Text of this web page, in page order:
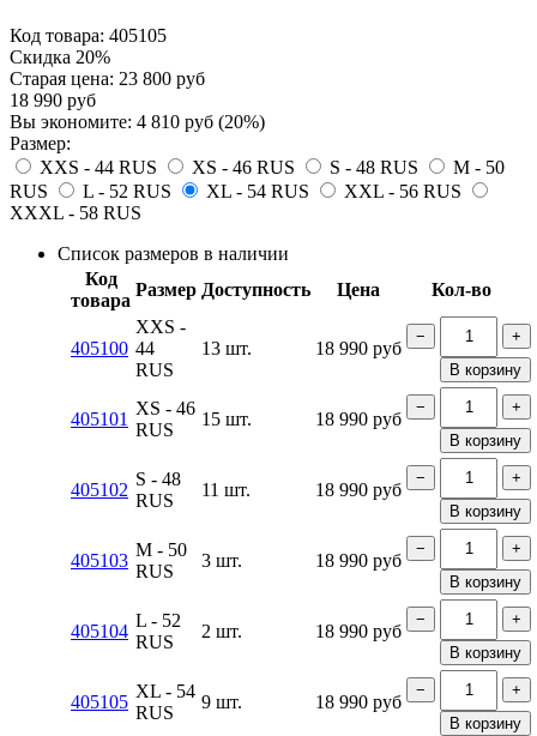
Код товара: 405105
Скидка 20%
Старая цена: 23 800 руб
18 990 руб
Вы экономите: 4 810 руб (20%)
Размер:
XXS - 44 RUS
XS - 46 RUS S - 48 RUS
M - 50
RUS
L - 52 RUS XL - 54 RUS
XXL - 56 RUS
XXXL - 58 RUS
Список размеров в наличии
Код
товара
Размер Доступность Цена Кол-во
405100
XXS -
44
RUS
13 шт. 18 990 руб
−
+
В корзину
405101
XS - 46
RUS
15 шт. 18 990 руб
−
+
В корзину
405102
S - 48
RUS
11 шт. 18 990 руб
−
+
В корзину
405103
M - 50
RUS
3 шт. 18 990 руб
−
+
В корзину
405104
L - 52
RUS
2 шт. 18 990 руб
−
+
В корзину
405105
XL - 54
RUS
9 шт. 18 990 руб
−
+
В корзину